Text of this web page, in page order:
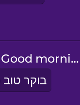
Good morning!
בוקר טוב